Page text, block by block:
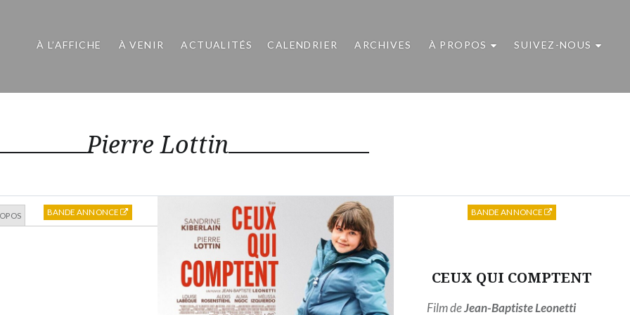
À L’AFFICHE À VENIR ACTUALITÉS CALENDRIER ARCHIVES À PROPOS SUIVEZ-NOUS
Pierre Lottin
BANDE ANNONCE
CEUX QUI COMPTENT
Film deJean-Baptiste Leonetti
BANDE ANNONCE